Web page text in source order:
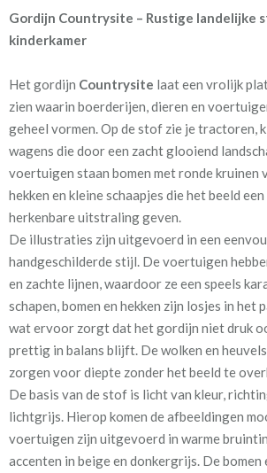
Artikelnummer
Pt.2486-
Patroon: 64 cm
Stofbreedte: 140 cm
Mate van verduistering:
Geen
tijdens
Meestal eerder, maar houd
rekening met
circa 1-2
Materiaal: 100%
Tijdens het bestellen kun je de optie
voering biedt meerdere voordelen:
Gordijn Countrysite – Rustige landelijke
kinderkamer
Het gordijn Countrysite laat een vrolijk
zien waarin boerderijen, dieren en
geheel vormen. Op de stof zie je tractoren,
wagens die door een zacht glooiend
voertuigen staan bomen met ronde kruinen
hekken en kleine schaapjes die het beeld
herkenbare uitstraling geven.
De illustraties zijn uitgevoerd in een
handgeschilderde stijl. De voertuigen
en zachte lijnen, waardoor ze een speels
schapen, bomen en hekken zijn losjes in het
wat ervoor zorgt dat het gordijn niet druk
prettig in balans blijft. De wolken en
zorgen voor diepte zonder het beeld te
De basis van de stof is licht van kleur,
lichtgrijs. Hierop komen de afbeeldingen
voertuigen zijn uitgevoerd in warme
accenten in beige en donkergrijs. De bomen